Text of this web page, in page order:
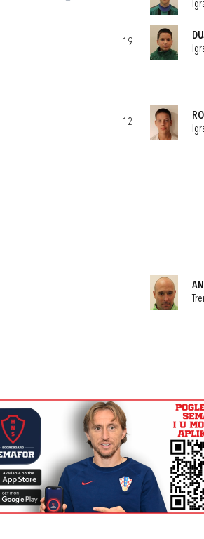
19
12